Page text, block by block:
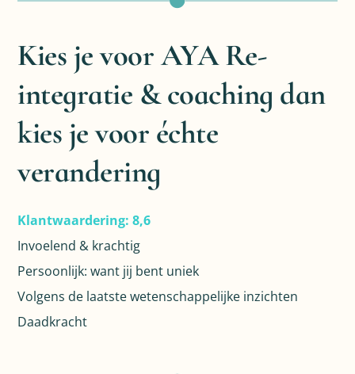
Kies je voor AYA Re-
integratie & coaching dan
kies je voor échte
verandering
Klantwaardering: 8,6
Invoelend & krachtig
Persoonlijk: want jij bent uniek
Volgens de laatste wetenschappelijke inzichten
Daadkracht